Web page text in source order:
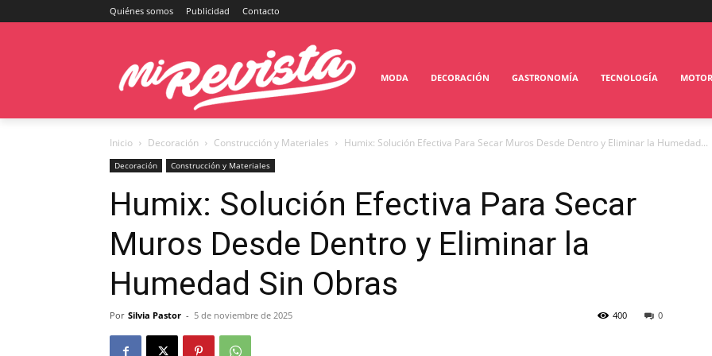
Quiénes somos Publicidad Contacto
MODA DECORACIÓN GASTRONOMÍA TECNOLOGÍA MOTOR
Inicio Decoración Construcción y Materiales Humix: Solución Efectiva Para Secar Muros Desde Dentro y Eliminar la Humedad...
Decoración Construcción y Materiales
Humix: Solución Efectiva Para Secar
Muros Desde Dentro y Eliminar la
Humedad Sin Obras
Por Silvia Pastor - 5 de noviembre de 2025 0
400